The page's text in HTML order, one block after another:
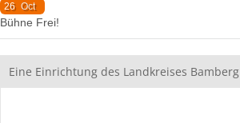
26 Oct
Bühne Frei!
Eine Einrichtung des Landkreises Bamberg